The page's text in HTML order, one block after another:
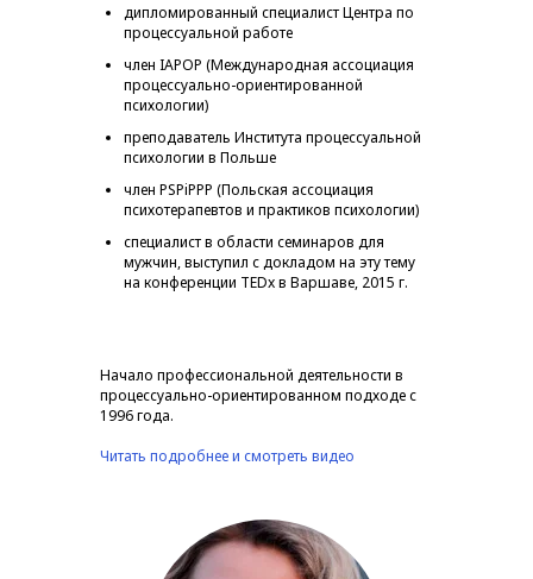
дипломированный специалист Центра по
процессуальной работе
член IAPOP (Международная ассоциация
процессуально-ориентированной
психологии)
преподаватель Института процессуальной
психологии в Польше
член PSPiPPP (Польская ассоциация
психотерапевтов и практиков психологии)
специалист в области семинаров для
мужчин, выступил с докладом на эту тему
на конференции TEDx в Варшаве, 2015 г.
Начало профессиональной деятельности в
процессуально-ориентированном подходе с
1996 года.
Читать подробнее и смотреть видео